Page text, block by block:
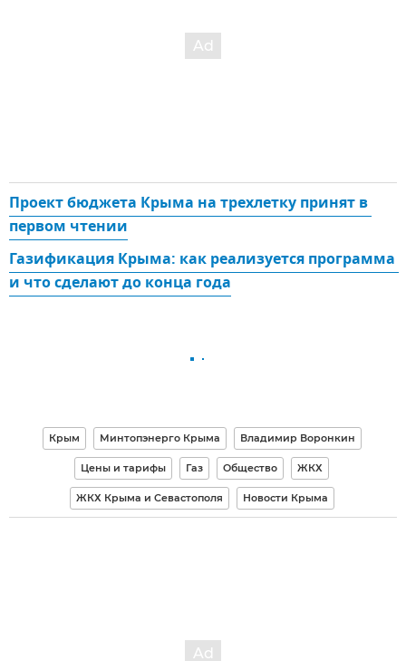
Проект бюджета Крыма на трехлетку принят в
первом чтении
Газификация Крыма: как реализуется программа
и что сделают до конца года
Крым Минтопэнерго Крыма Владимир Воронкин
Цены и тарифы Газ Общество ЖКХ
ЖКХ Крыма и Севастополя Новости Крыма